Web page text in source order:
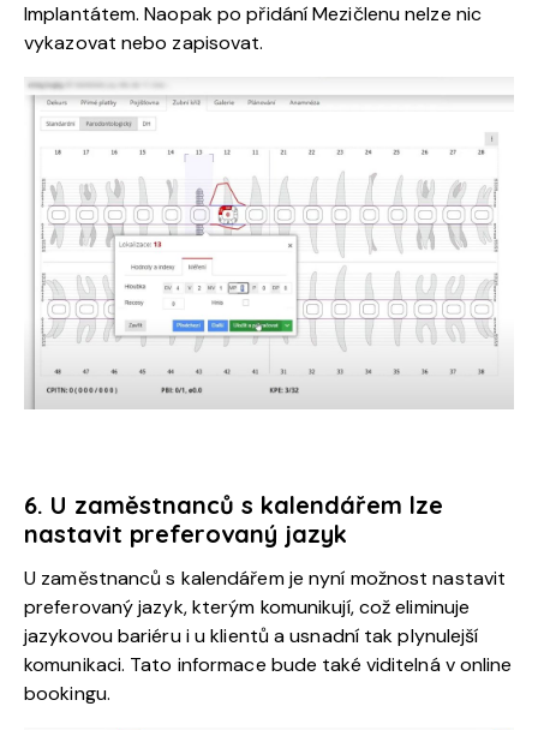
Implantátem. Naopak po přidání Mezičlenu nelze nic
vykazovat nebo zapisovat.
6. U zaměstnanců s kalendářem lze
nastavit preferovaný jazyk
U zaměstnanců s kalendářem je nyní možnost nastavit
preferovaný jazyk, kterým komunikují, což eliminuje
jazykovou bariéru i u klientů a usnadní tak plynulejší
komunikaci. Tato informace bude také viditelná v online
bookingu.